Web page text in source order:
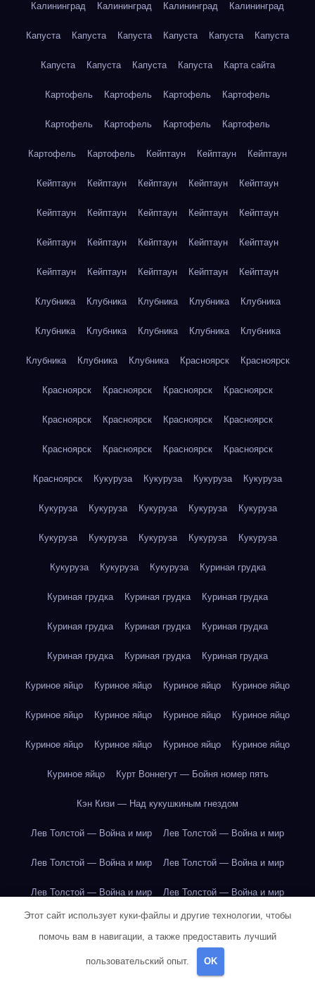
Калининград Калининград Калининград Калининград
Капуста Капуста Капуста Капуста Капуста Капуста
Капуста Капуста Капуста Капуста Карта сайта
Картофель Картофель Картофель Картофель
Картофель Картофель Картофель Картофель
Картофель Картофель Кейптаун Кейптаун Кейптаун
Кейптаун Кейптаун Кейптаун Кейптаун Кейптаун
Кейптаун Кейптаун Кейптаун Кейптаун Кейптаун
Кейптаун Кейптаун Кейптаун Кейптаун Кейптаун
Кейптаун Кейптаун Кейптаун Кейптаун Кейптаун
Клубника Клубника Клубника Клубника Клубника
Клубника Клубника Клубника Клубника Клубника
Клубника Клубника Клубника Красноярск Красноярск
Красноярск Красноярск Красноярск Красноярск
Красноярск Красноярск Красноярск Красноярск
Красноярск Красноярск Красноярск Красноярск
Красноярск Кукуруза Кукуруза Кукуруза Кукуруза
Кукуруза Кукуруза Кукуруза Кукуруза Кукуруза
Кукуруза Кукуруза Кукуруза Кукуруза Кукуруза
Кукуруза Кукуруза Кукуруза Куриная грудка
Куриная грудка Куриная грудка Куриная грудка
Куриная грудка Куриная грудка Куриная грудка
Куриная грудка Куриная грудка Куриная грудка
Куриное яйцо Куриное яйцо Куриное яйцо Куриное яйцо
Куриное яйцо Куриное яйцо Куриное яйцо Куриное яйцо
Куриное яйцо Куриное яйцо Куриное яйцо Куриное яйцо
Куриное яйцо Курт Воннегут — Бойня номер пять
Кэн Кизи — Над кукушкиным гнездом
Лев Толстой — Война и мир Лев Толстой — Война и мир
Лев Толстой — Война и мир Лев Толстой — Война и мир
Лев Толстой — Война и мир Лев Толстой — Война и мир
Лев Толстой — Война и мир Лев Толстой — Война и мир
Лев Толстой — Война и мир
Этот сайт использует куки-файлы и другие технологии, чтобы
помочь вам в навигации, а также предоставить лучший
пользовательский опыт. OK